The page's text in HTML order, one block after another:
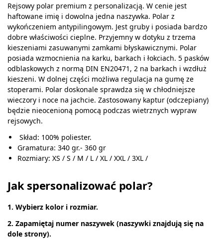
Rejsowy polar premium z personalizacją. W cenie jest
haftowane imię i dowolna jedna naszywka. Polar z
wykończeniem antypilingowym. Jest gruby i posiada bardzo
dobre właściwości cieplne. Przyjemny w dotyku z trzema
kieszeniami zasuwanymi zamkami błyskawicznymi. Polar
posiada wzmocnienia na karku, barkach i łokciach. 5 pasków
odblaskowych z normą DIN EN20471, 2 na barkach i wzdłuż
kieszeni. W dolnej części możliwa regulacja na gumę ze
stoperami. Polar doskonale sprawdza się w chłodniejsze
wieczory i noce na jachcie. Zastosowany kaptur (odczepiany)
będzie nieocenioną pomocą podczas wietrznych wypraw
rejsowych.
Skład: 100% poliester.
Gramatura: 340 gr.- 360 gr
Rozmiary: XS / S / M / L / XL / XXL / 3XL /
Jak spersonalizować polar?
1. Wybierz kolor i rozmiar.
2. Zapamiętaj numer naszywek (naszywki znajdują się na
dole strony).